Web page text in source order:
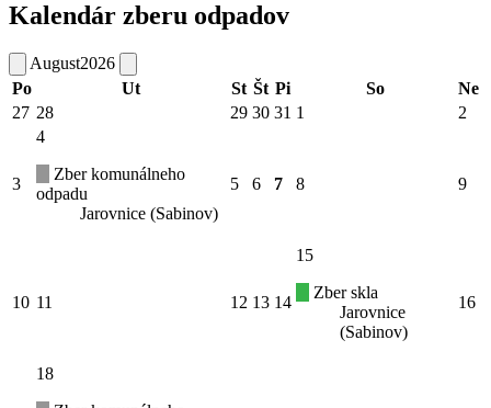
Kalendár zberu odpadov
August2026
Po
Ut St Št Pi So
Ne
27 28 29 30 31 1 2
3
4
Zber komunálneho
odpadu
Jarovnice (Sabinov)
5 6 7 8 9
10 11 12 13 14
15
Zber skla
Jarovnice
(Sabinov)
16
18